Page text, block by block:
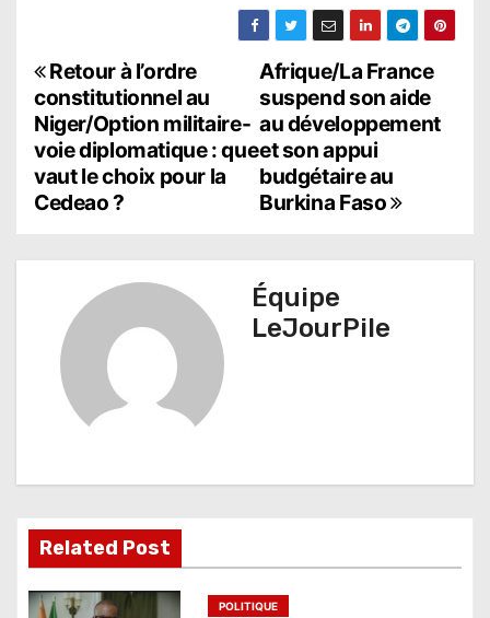
N
a
v
i
d
e
l
Afrique/La France
suspend son aide
au développement
et son appui
budgétaire au
Burkina Faso
Retour à l’ordre
constitutionnel au
Niger/Option militaire-
voie diplomatique : que
vaut le choix pour la
Cedeao ?
Équipe
LeJourPile
Related Post
POLITIQUE